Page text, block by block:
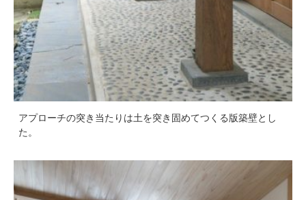
アプローチの突き当たりは土を突き固めてつくる版築壁とし
た。